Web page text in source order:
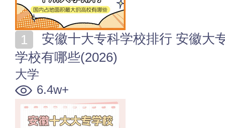
学校有哪些(2026)
大学
6.4w+